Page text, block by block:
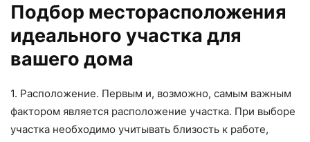
Подбор месторасположения
идеального участка для
вашего дома
1. Расположение. Первым и, возможно, самым важным
фактором является расположение участка. При выборе
участка необходимо учитывать близость к работе,